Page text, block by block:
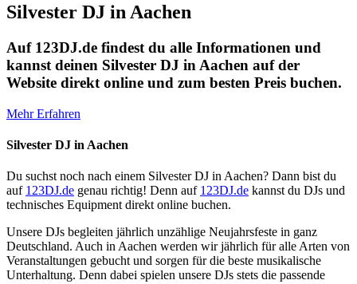
Silvester DJ in Aachen
Auf 123DJ.de findest du alle Informationen und
kannst deinen Silvester DJ in Aachen auf der
Website direkt online und zum besten Preis buchen.
Mehr Erfahren
Silvester DJ in Aachen
Du suchst noch nach einem Silvester DJ in Aachen? Dann bist du
auf 123DJ.de genau richtig! Denn auf 123DJ.de kannst du DJs und
technisches Equipment direkt online buchen.
Unsere DJs begleiten jährlich unzählige Neujahrsfeste in ganz
Deutschland. Auch in Aachen werden wir jährlich für alle Arten von
Veranstaltungen gebucht und sorgen für die beste musikalische
Unterhaltung. Denn dabei spielen unsere DJs stets die passende